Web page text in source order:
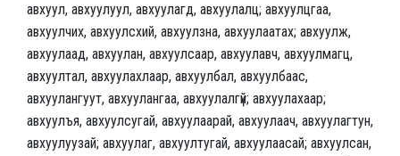
авхуул, авхуулуул, авхуулагд, авхуулалц; авхуулцгаа,
авхуулчих, авхуулсхий, авхуулзна, авхуулаатах; авхуулж,
авхуулаад, авхуулан, авхуулсаар, авхуулавч, авхуулмагц,
авхуултал, авхуулахлаар, авхуулбал, авхуулбаас,
авхуулангуут, авхуулангаа, авхуулалгүй; авхуулахаар;
авхуулъя, авхуулсугай, авхуулаарай, авхуулаач, авхуулагтун,
авхуулуузай; авхуулаг, авхуултугай, авхуулаасай; авхуулсан,